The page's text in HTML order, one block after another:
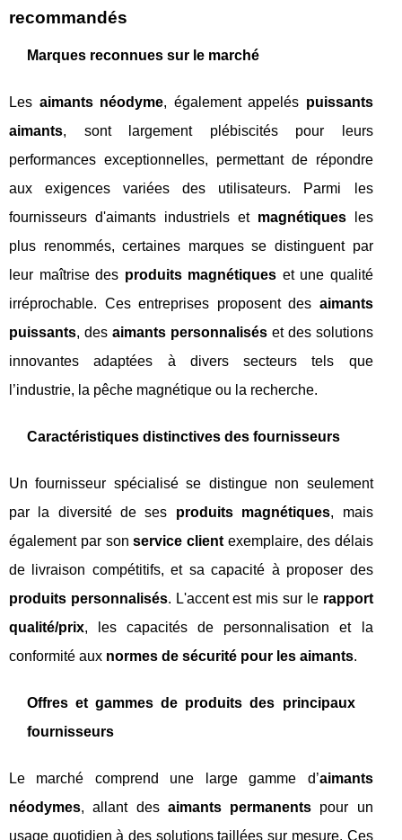
recommandés
Marques reconnues sur le marché
Les aimants néodyme, également appelés puissants
aimants, sont largement plébiscités pour leurs
performances exceptionnelles, permettant de répondre
aux exigences variées des utilisateurs. Parmi les
fournisseurs d'aimants industriels et magnétiquesles
plus renommés, certaines marques se distinguent par
leur maîtrise des produits magnétiques et une qualité
irréprochable. Ces entreprises proposent des aimants
puissants, des aimants personnaliséset des solutions
innovantes adaptées à divers secteurs tels que
l’industrie, la pêche magnétique ou la recherche.
Caractéristiques distinctives des fournisseurs
Un fournisseur spécialisé se distingue non seulement
par la diversité de ses produits magnétiques, mais
également par sonservice client exemplaire, des délais
de livraison compétitifs, et sa capacité à proposer des
produits personnalisés. L'accent est mis sur le rapport
qualité/prix, les capacités de personnalisation et la
conformité aux normes de sécurité pour les aimants.
Offres et gammes de produits des principaux
fournisseurs
Le marché comprend une large gamme d’aimants
néodymes, allant des aimants permanents pour un
usage quotidien à des solutions taillées sur mesure. Ces